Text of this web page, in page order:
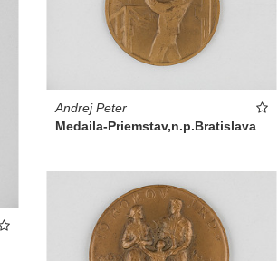
Andrej Peter
Medaila-Priemstav,n.p.Bratislava